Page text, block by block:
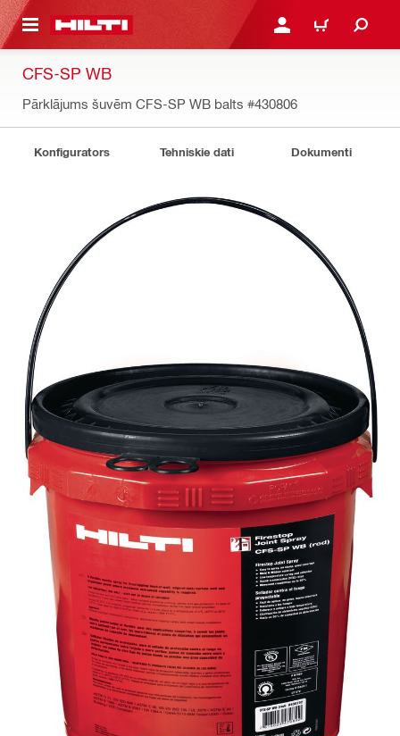
SATURU PIESLĒGTIES VAI
IEPIRKŠANĀS
CFS-SP WB
Pārklājums šuvēm CFS-SP WB balts #430806
Konfigurators Tehniskie dati Dokumenti